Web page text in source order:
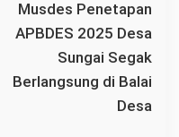
Musdes Penetapan
APBDES 2025 Desa
Sungai Segak
Berlangsung di Balai
Desa